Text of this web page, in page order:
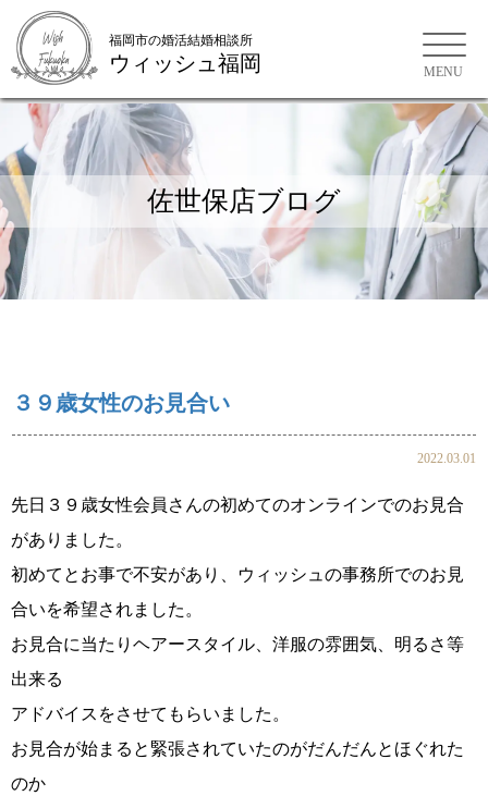
福岡市の婚活結婚相談所
ご来店WEB予約
福岡市の婚活結婚相談所
ウィッシュ福岡
佐世保店ブログ
３９歳女性のお見合い
2022.03.01
先日３９歳女性会員さんの初めてのオンラインでのお見合
がありました。
初めてとお事で不安があり、ウィッシュの事務所でのお見
合いを希望されました。
お見合に当たりヘアースタイル、洋服の雰囲気、明るさ等
出来る
アドバイスをさせてもらいました。
お見合が始まると緊張されていたのがだんだんとほぐれた
のか